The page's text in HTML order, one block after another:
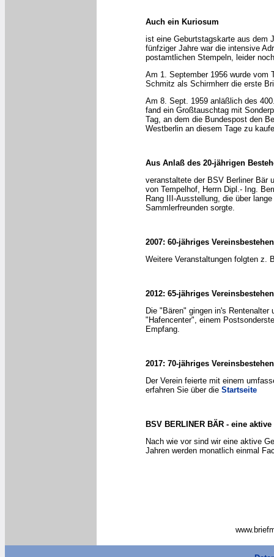
Auch ein Kuriosum
ist eine Geburtstagskarte aus dem
fünfziger Jahre war die intensive
postamtlichen Stempeln, leider
Am 1. September 1956 wurde vom
Schmitz als Schirmherr die erste
Am 8. Sept. 1959 anläßlich des
fand ein Großtauschtag mit
Tag, an dem die Bundespost den
Westberlin an diesem Tage zu
Aus Anlaß des 20-jährigen
veranstaltete der BSV Berliner Bär
von Tempelhof, Herrn Dipl.- Ing.
Rang III-Ausstellung, die über
Sammlerfreunden sorgte.
2007: 60-jähriges Vereinsbestehen
Weitere Veranstaltungen folgten z.
2012: 65-jähriges Vereinsbestehen
Die "Bären" gingen in's
"Hafencenter", einem
Empfang.
2017: 70-jähriges Vereinsbestehen
Der Verein feierte mit einem
erfahren Sie über die Startseite
BSV BERLINER BÄR - eine
Nach wie vor sind wir eine aktive
Jahren werden monatlich einmal